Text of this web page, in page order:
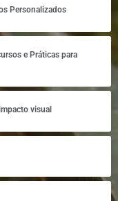
Personalizados
e Práticas para
visual